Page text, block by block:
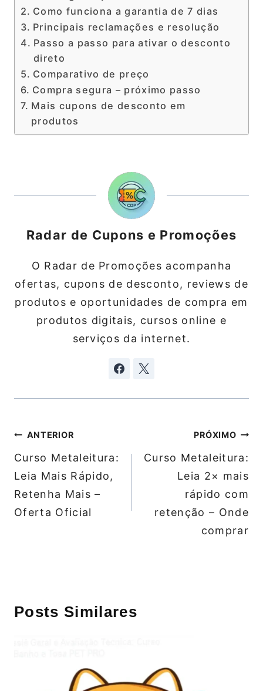
Como funciona a garantia de 7 dias
Principais reclamações e resolução
Passo a passo para ativar o desconto
direto
Comparativo de preço
Compra segura – próximo passo
Mais cupons de desconto em
produtos
Radar de Cupons e Promoções
O Radar de Promoções acompanha
ofertas, cupons de desconto, reviews de
produtos e oportunidades de compra em
produtos digitais, cursos online e
serviços da internet.
Navegação
de
Post
ANTERIOR
Curso Metaleitura:
Leia Mais Rápido,
Retenha Mais –
Oferta Oficial
PRÓXIMO
Curso Metaleitura:
Leia 2× mais
rápido com
retenção – Onde
comprar
Posts Similares